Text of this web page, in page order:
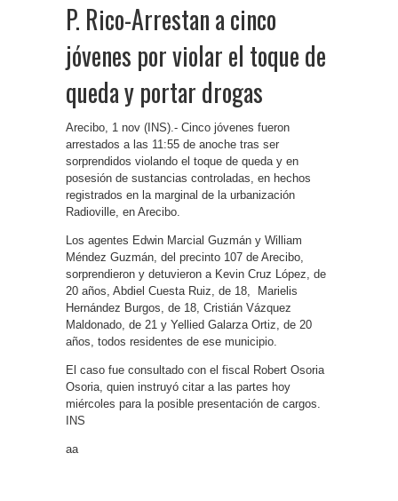
P. Rico-Arrestan a cinco
jóvenes por violar el toque de
queda y portar drogas
Arecibo, 1 nov (INS).- Cinco jóvenes fueron
arrestados a las 11:55 de anoche tras ser
sorprendidos violando el toque de queda y en
posesión de sustancias controladas, en hechos
registrados en la marginal de la urbanización
Radioville, en Arecibo.
Los agentes Edwin Marcial Guzmán y William
Méndez Guzmán, del precinto 107 de Arecibo,
sorprendieron y detuvieron a Kevin Cruz López, de
20 años, Abdiel Cuesta Ruiz, de 18, Marielis
Hernández Burgos, de 18, Cristián Vázquez
Maldonado, de 21 y Yellied Galarza Ortiz, de 20
años, todos residentes de ese municipio.
El caso fue consultado con el fiscal Robert Osoria
Osoria, quien instruyó citar a las partes hoy
miércoles para la posible presentación de cargos.
INS
aa